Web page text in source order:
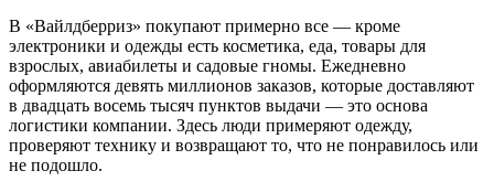
В «Вайлдберриз» покупают примерно все — кроме
электроники и одежды есть косметика, еда, товары для
взрослых, авиабилеты и садовые гномы. Ежедневно
оформляются девять миллионов заказов, которые доставляют
в двадцать восемь тысяч пунктов выдачи — это основа
логистики компании. Здесь люди примеряют одежду,
проверяют технику и возвращают то, что не понравилось или
не подошло.